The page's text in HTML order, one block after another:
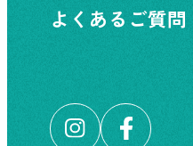
よくあるご質問